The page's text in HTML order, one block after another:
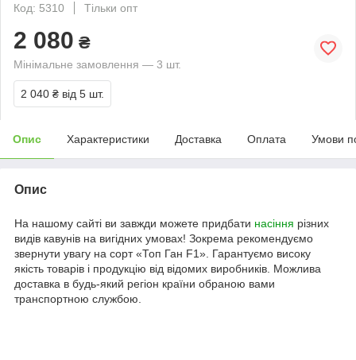
Код: 5310
Тільки опт
2 080 ₴
Мінімальне замовлення — 3 шт.
2 040 ₴ від 5 шт.
Опис Характеристики Доставка Оплата Умови
Опис
На нашому сайті ви завжди можете придбати насіння різних
видів кавунів на вигідних умовах! Зокрема рекомендуємо
звернути увагу на сорт «Топ Ган F1». Гарантуємо високу
якість товарів і продукцію від відомих виробників. Можлива
доставка в будь-який регіон країни обраною вами
транспортною службою.